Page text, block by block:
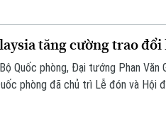
tăng cường trao
Quốc phòng, Đại tướng Phan Văn
phòng đã chủ trì Lễ đón và Hội